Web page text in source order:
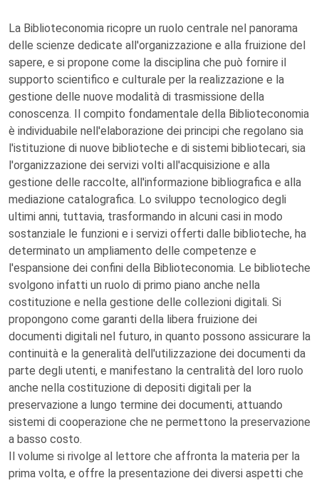
La Biblioteconomia ricopre un ruolo centrale nel panorama
delle scienze dedicate all'organizzazione e alla fruizione del
sapere, e si propone come la disciplina che può fornire il
supporto scientifico e culturale per la realizzazione e la
gestione delle nuove modalità di trasmissione della
conoscenza. Il compito fondamentale della Biblioteconomia
è individuabile nell'elaborazione dei principi che regolano sia
l'istituzione di nuove biblioteche e di sistemi bibliotecari, sia
l'organizzazione dei servizi volti all'acquisizione e alla
gestione delle raccolte, all'informazione bibliografica e alla
mediazione catalografica. Lo sviluppo tecnologico degli
ultimi anni, tuttavia, trasformando in alcuni casi in modo
sostanziale le funzioni e i servizi offerti dalle biblioteche, ha
determinato un ampliamento delle competenze e
l'espansione dei confini della Biblioteconomia. Le biblioteche
svolgono infatti un ruolo di primo piano anche nella
costituzione e nella gestione delle collezioni digitali. Si
propongono come garanti della libera fruizione dei
documenti digitali nel futuro, in quanto possono assicurare la
continuità e la generalità dell'utilizzazione dei documenti da
parte degli utenti, e manifestano la centralità del loro ruolo
anche nella costituzione di depositi digitali per la
preservazione a lungo termine dei documenti, attuando
sistemi di cooperazione che ne permettono la preservazione
a basso costo.
Il volume si rivolge al lettore che affronta la materia per la
prima volta, e offre la presentazione dei diversi aspetti che